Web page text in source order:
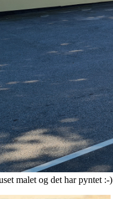
malet og det har pyntet :-)